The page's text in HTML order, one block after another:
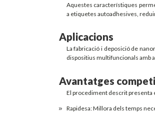
Aquestes característiques
a etiquetes autoadhesives,
Aplicacions
La fabricació i deposició de
dispositius multifuncionals amb
Avantatges
El procediment descrit presenta
Rapidesa: Millora dels temps